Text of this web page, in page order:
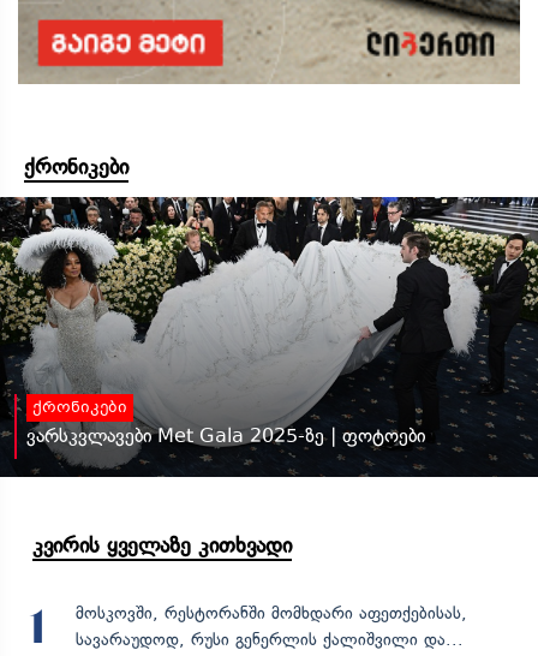
ქრონიკები
ქრონიკები
ვარსკვლავები Met Gala 2025-ზე | ფოტოები
კვირის ყველაზე კითხვადი
1
მოსკოვში, რესტორანში მომხდარი აფეთქებისას,
სავარაუდოდ, რუსი გენერლის ქალიშვილი და...